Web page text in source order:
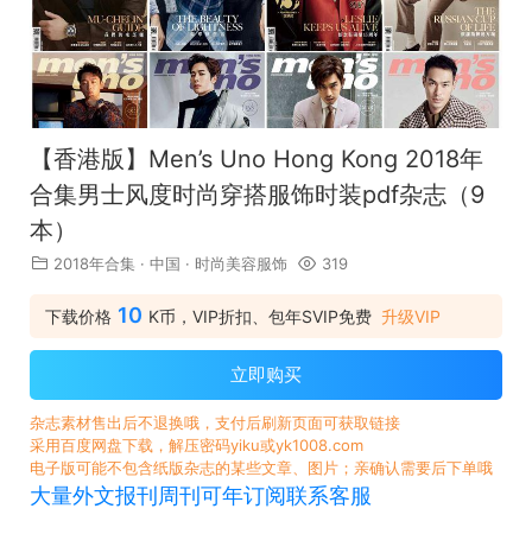
【香港版】Men’s Uno Hong Kong 2018年
合集男士风度时尚穿搭服饰时装pdf杂志（9
本）
2018年合集 · 中国 · 时尚美容服饰 319
下载价格 10 K币，VIP折扣、包年SVIP免费 升级VIP
立即购买
杂志素材售出后不退换哦，支付后刷新页面可获取链接
采用百度网盘下载，解压密码yiku或yk1008.com
电子版可能不包含纸版杂志的某些文章、图片；亲确认需要后下单哦
大量外文报刊周刊可年订阅联系客服